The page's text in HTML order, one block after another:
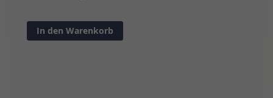
In den Warenkorb